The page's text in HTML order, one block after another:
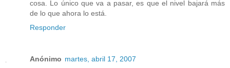
cosa. Lo único que va a pasar, es que el nivel bajará más
de lo que ahora lo está.
Responder
Anónimo martes, abril 17, 2007